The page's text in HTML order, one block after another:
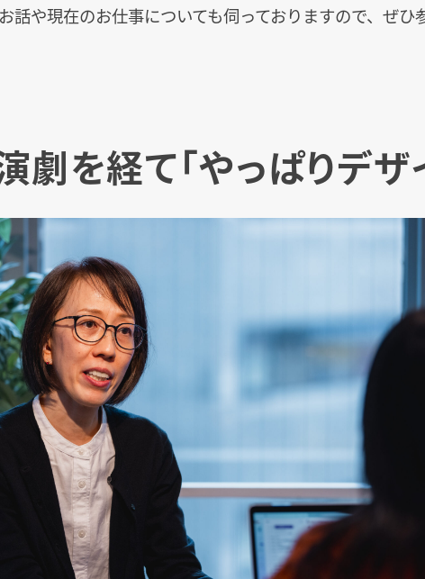
話や現在のお仕事についても伺っておりますので、ぜひ
劇を経て「やっぱりデザ